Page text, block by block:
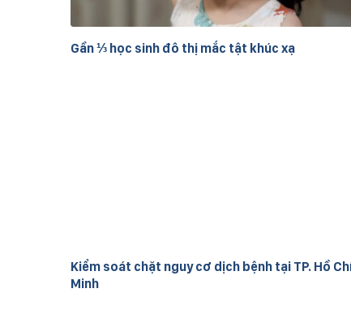
Gần ⅓ học sinh đô thị mắc tật khúc xạ
Kiểm soát chặt nguy cơ dịch bệnh tại TP. Hồ
Minh